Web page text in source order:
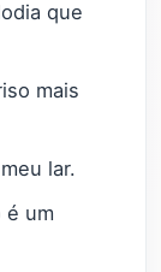
que
mais
lar.
é um